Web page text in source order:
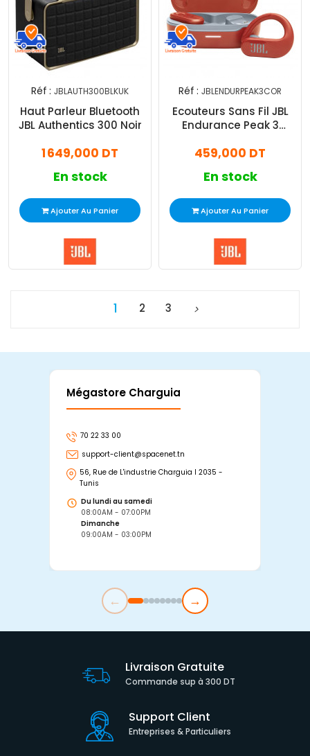
Réf : JBLAUTH300BLKUK
Haut Parleur Bluetooth
JBL Authentics 300 Noir
1 649,000 DT
En stock
Ajouter Au Panier
Réf : JBLENDURPEAK3COR
Ecouteurs Sans Fil JBL
Endurance Peak 3
459,000 DT
En stock
Ajouter Au Panier
1 2 3
Mégastore Charguia
70 22 33 00
support-client@spacenet.tn
56, Rue de L'industrie Charguia I 2035 -
Tunis
Du lundi au samedi
08:00AM - 07:00PM
Dimanche
09:00AM - 03:00PM
← →
Livraison Gratuite
Commande sup à 300 DT
Support Client
Entreprises & Particuliers